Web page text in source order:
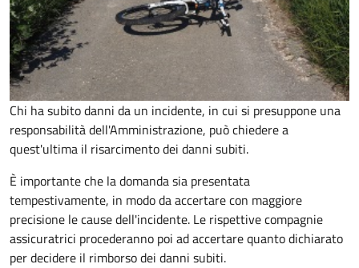
Chi ha subito danni da un incidente, in cui si presuppone una
responsabilità dell'Amministrazione, può chiedere a
quest'ultima il risarcimento dei danni subiti.
È importante che la domanda sia presentata
tempestivamente, in modo da accertare con maggiore
precisione le cause dell'incidente. Le rispettive compagnie
assicuratrici procederanno poi ad accertare quanto dichiarato
per decidere il rimborso dei danni subiti.